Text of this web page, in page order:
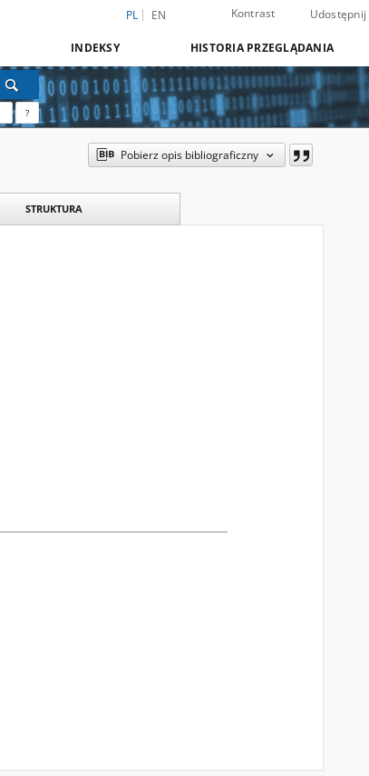
PL EN Kontrast Udostępnij
INDEKSY HISTORIA PRZEGLĄDANIA
?
Pobierz opis bibliograficzny
STRUKTURA